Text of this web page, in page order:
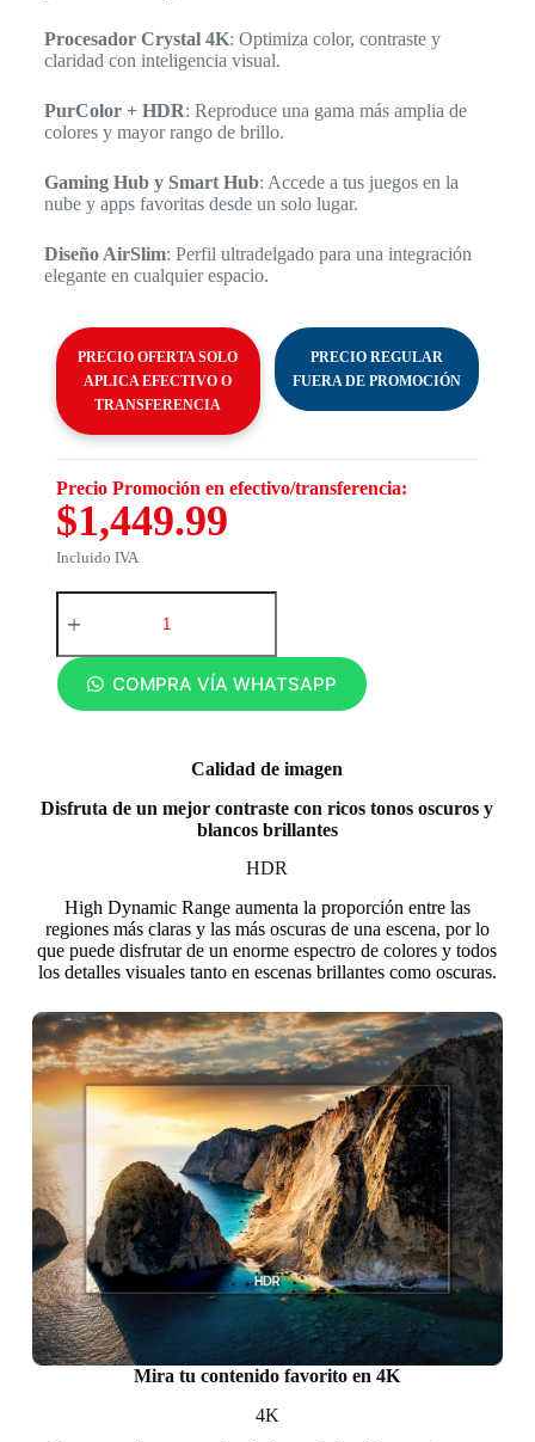
Procesador Crystal 4K: Optimiza color, contraste y
claridad con inteligencia visual.
PurColor + HDR: Reproduce una gama más amplia de
colores y mayor rango de brillo.
Gaming Hub y Smart Hub: Accede a tus juegos en la
nube y apps favoritas desde un solo lugar.
Diseño AirSlim: Perfil ultradelgado para una integración
elegante en cualquier espacio.
PRECIO OFERTA SOLO
APLICA EFECTIVO O
TRANSFERENCIA
PRECIO REGULAR
FUERA DE PROMOCIÓN
Precio Promoción en efectivo/transferencia:
$1,449.99
Incluido IVA
COMPRA VÍA WHATSAPP
Calidad de imagen
Disfruta de un mejor contraste con ricos tonos oscuros y
blancos brillantes
HDR
High Dynamic Range aumenta la proporción entre las
regiones más claras y las más oscuras de una escena, por lo
que puede disfrutar de un enorme espectro de colores y todos
los detalles visuales tanto en escenas brillantes como oscuras.
Mira tu contenido favorito en 4K
4K